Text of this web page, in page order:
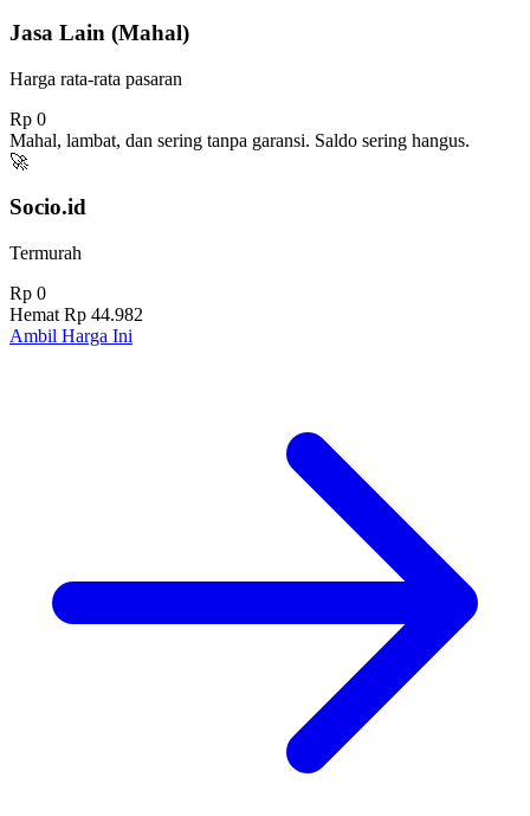
Jasa Lain (Mahal)
Harga rata-rata pasaran
Rp 0
Mahal, lambat, dan sering tanpa garansi. Saldo sering hangus.
🚀
Socio.id
Termurah
Rp 0
Hemat Rp 44.982
Ambil Harga Ini